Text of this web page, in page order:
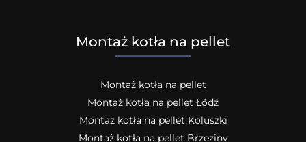
Montaż kotła na pellet
Montaż kotła na pellet
Montaż kotła na pellet Łódź
Montaż kotła na pellet Koluszki
Montaż kotła na pellet Brzeziny